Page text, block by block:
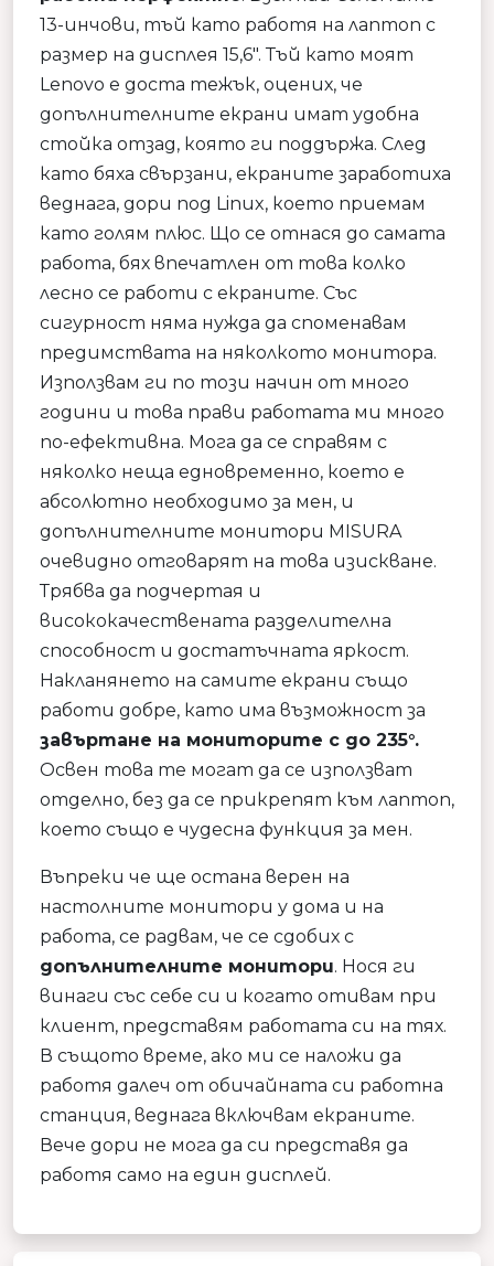
13-инчови, тъй като работя на лаптоп с
размер на дисплея 15,6″. Тъй като моят
Lenovo е доста тежък, оцених, че
допълнителните екрани имат удобна
стойка отзад, която ги поддържа. След
като бяха свързани, екраните заработиха
веднага, дори под Linux, което приемам
като голям плюс. Що се отнася до самата
работа, бях впечатлен от това колко
лесно се работи с екраните. Със
сигурност няма нужда да споменавам
предимствата на няколкото монитора.
Използвам ги по този начин от много
години и това прави работата ми много
по-ефективна. Мога да се справям с
няколко неща едновременно, което е
абсолютно необходимо за мен, и
допълнителните монитори MISURA
очевидно отговарят на това изискване.
Трябва да подчертая и
висококачествената разделителна
способност и достатъчната яркост.
Накланянето на самите екрани също
работи добре, като има възможност за
завъртане на мониторите с до 235°.
Освен това те могат да се използват
отделно, без да се прикрепят към лаптоп,
което също е чудесна функция за мен.
Въпреки че ще остана верен на
настолните монитори у дома и на
работа, се радвам, че се сдобих с
допълнителните монитори. Нося ги
винаги със себе си и когато отивам при
клиент, представям работата си на тях.
В същото време, ако ми се наложи да
работя далеч от обичайната си работна
станция, веднага включвам екраните.
Вече дори не мога да си представя да
работя само на един дисплей.